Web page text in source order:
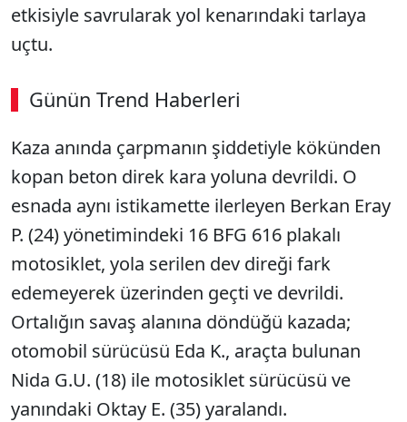
etkisiyle savrularak yol kenarındaki tarlaya
uçtu.
Günün Trend Haberleri
SÖZCÜ SON DAKİKA
Kaza anında çarpmanın şiddetiyle kökünden
kopan beton direk kara yoluna devrildi. O
esnada aynı istikamette ilerleyen Berkan Eray
P. (24) yönetimindeki 16 BFG 616 plakalı
motosiklet, yola serilen dev direği fark
edemeyerek üzerinden geçti ve devrildi.
Ortalığın savaş alanına döndüğü kazada;
otomobil sürücüsü Eda K., araçta bulunan
Nida G.U. (18) ile motosiklet sürücüsü ve
yanındaki Oktay E. (35) yaralandı.